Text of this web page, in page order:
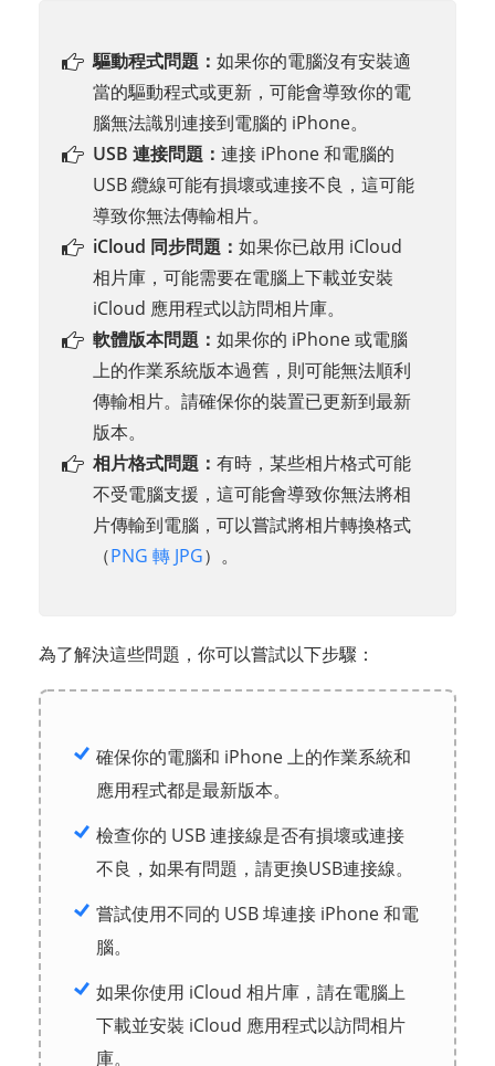
驅動程式問題： 如果你的電腦沒有安裝適
當的驅動程式或更新，可能會導致你的電
腦無法識別連接到電腦的 iPhone。
USB 連接問題： 連接 iPhone 和電腦的
USB 纜線可能有損壞或連接不良，這可能
導致你無法傳輸相片。
iCloud 同步問題： 如果你已啟用 iCloud
相片庫，可能需要在電腦上下載並安裝
iCloud 應用程式以訪問相片庫。
軟體版本問題： 如果你的 iPhone 或電腦
上的作業系統版本過舊，則可能無法順利
傳輸相片。請確保你的裝置已更新到最新
版本。
相片格式問題： 有時，某些相片格式可能
不受電腦支援，這可能會導致你無法將相
片傳輸到電腦，可以嘗試將相片轉換格式
（PNG 轉 JPG）。
為了解決這些問題，你可以嘗試以下步驟：
確保你的電腦和 iPhone 上的作業系統和
應用程式都是最新版本。
檢查你的 USB 連接線是否有損壞或連接
不良，如果有問題，請更換USB連接線。
嘗試使用不同的 USB 埠連接 iPhone 和電
腦。
如果你使用 iCloud 相片庫，請在電腦上
下載並安裝 iCloud 應用程式以訪問相片
庫。